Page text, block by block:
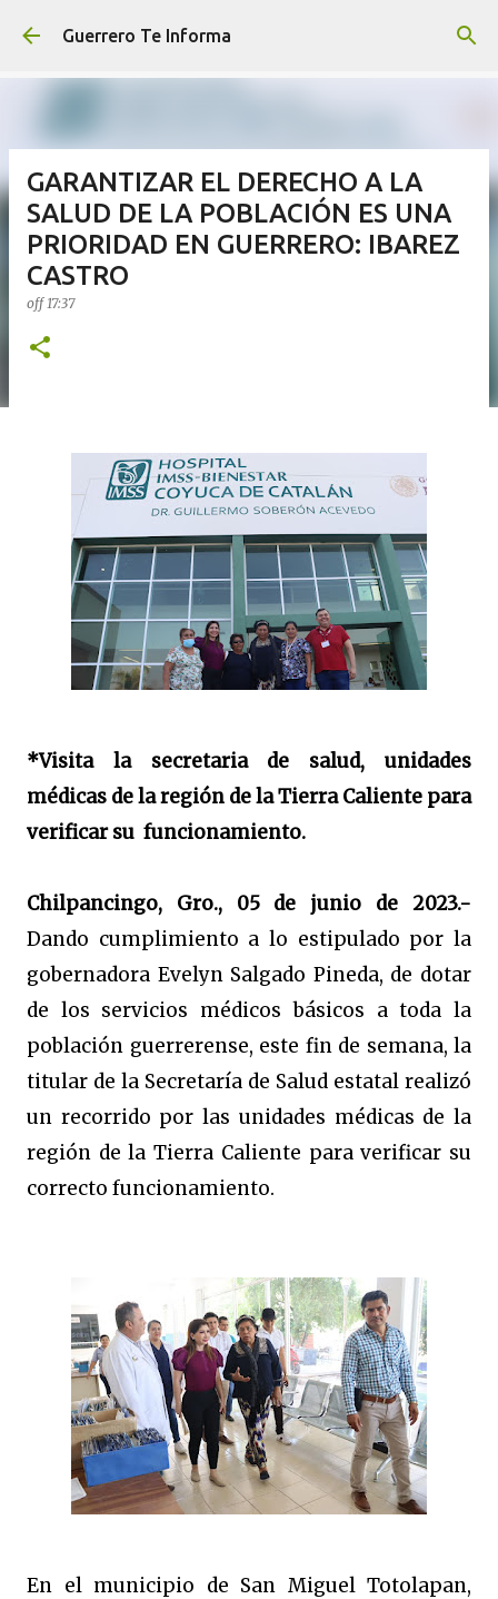
Ir al contenido principal
Guerrero Te Informa
GARANTIZAR EL DERECHO A LA
SALUD DE LA POBLACIÓN ES UNA
PRIORIDAD EN GUERRERO: IBAREZ
CASTRO
off17:37
*Visita la secretaria de salud, unidades
médicas de la región de la Tierra Caliente para
verificar su funcionamiento.
Chilpancingo, Gro., 05 de junio de 2023.-
Dando cumplimiento a lo estipulado por la
gobernadora Evelyn Salgado Pineda, de dotar
de los servicios médicos básicos a toda la
población guerrerense, este fin de semana, la
titular de la Secretaría de Salud estatal realizó
un recorrido por las unidades médicas de la
región de la Tierra Caliente para verificar su
correcto funcionamiento.
En el municipio de San Miguel Totolapan,